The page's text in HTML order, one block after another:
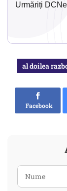
Urmăriți
al doilea
Facebook